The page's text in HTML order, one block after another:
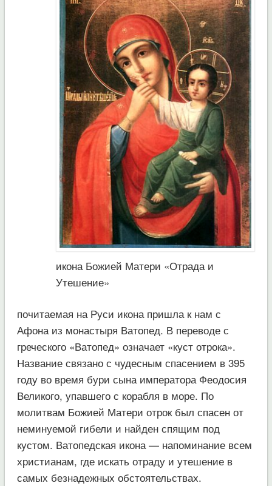
икона Божией Матери «Отрада и
Утешение»
почитаемая на Руси икона пришла к нам с
Афона из монастыря Ватопед. В переводе с
греческого «Ватопед» означает «куст отрока».
Название связано с чудесным спасением в 395
году во время бури сына императора Феодосия
Великого, упавшего с корабля в море. По
молитвам Божией Матери отрок был спасен от
неминуемой гибели и найден спящим под
кустом. Ватопедская икона — напоминание всем
христианам, где искать отраду и утешение в
самых безнадежных обстоятельствах.